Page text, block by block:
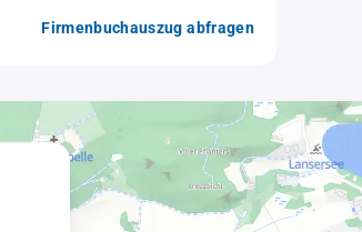
Firmenbuchauszug abfragen